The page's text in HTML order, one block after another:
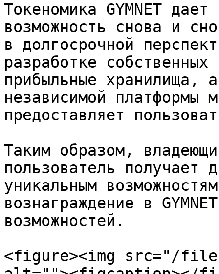
Токеномика GYMNET
возможность снова и
в долгосрочной
разработке собственных
прибыльные хранилища,
независимой платформы
предоставляет
Таким образом,
пользователь получает
уникальным
вознаграждение в
возможностей.
<figure><img src="/files/